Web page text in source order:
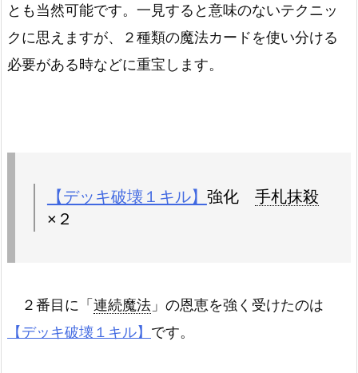
とも当然可能です。一見すると意味のないテクニッ
クに思えますが、２種類の魔法カードを使い分ける
必要がある時などに重宝します。
【デッキ破壊１キル】 強化 手札抹殺
×２
２番目に「 連続魔法 」の恩恵を強く受けたのは
【デッキ破壊１キル】 です。